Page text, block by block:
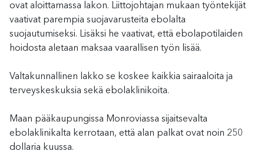
ovat aloittamassa lakon. Liittojohtajan mukaan työntekijät
vaativat parempia suojavarusteita ebolalta
suojautumiseksi. Lisäksi he vaativat, että ebolapotilaiden
hoidosta aletaan maksaa vaarallisen työn lisää.
Valtakunnallinen lakko se koskee kaikkia sairaaloita ja
terveyskeskuksia sekä ebolaklinikoita.
Maan pääkaupungissa Monroviassa sijaitsevalta
ebolaklinikalta kerrotaan, että alan palkat ovat noin 250
dollaria kuussa.